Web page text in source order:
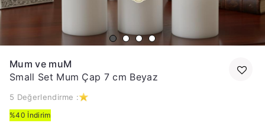
Mum ve muM
Small Set Mum Çap 7 cm Beyaz
5 Değerlendirme :
%40 İndirim